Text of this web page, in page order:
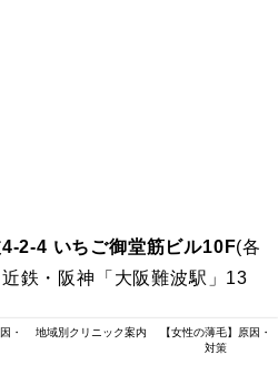
2-4 いちご御堂筋ビル10F(各
鉄・阪神「大阪難波駅」13
・
地域別クリニック案内
【女性の薄毛】原因・
対策